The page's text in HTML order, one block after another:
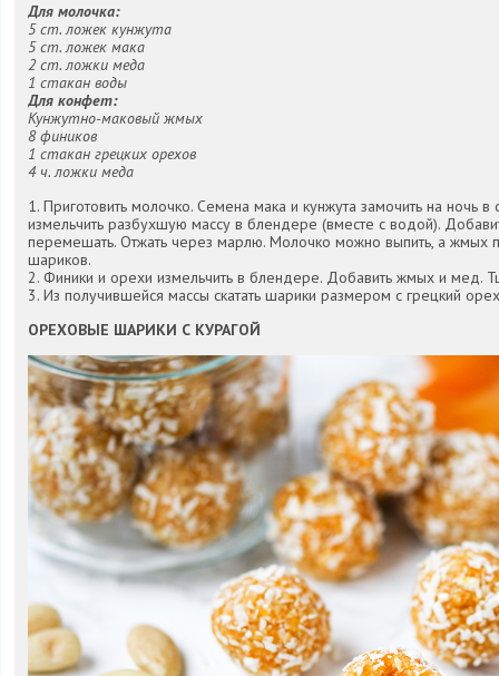
Для молочка:
5 ст. ложек кунжута
5 ст. ложек мака
2 ст. ложки меда
1 стакан воды
Для конфет:
Кунжутно-маковый жмых
8 фиников
1 стакан грецких орехов
4 ч. ложки меда
1. Приготовить молочко. Семена мака и кунжута замочить на ночь в
измельчить разбухшую массу в блендере (вместе с водой).
перемешать. Отжать через марлю. Молочко можно выпить, а жмых
шариков.
2. Финики и орехи измельчить в блендере. Добавить жмых и мед.
3. Из получившейся массы скатать шарики размером с грецкий
ОРЕХОВЫЕ ШАРИКИ С КУРАГОЙ